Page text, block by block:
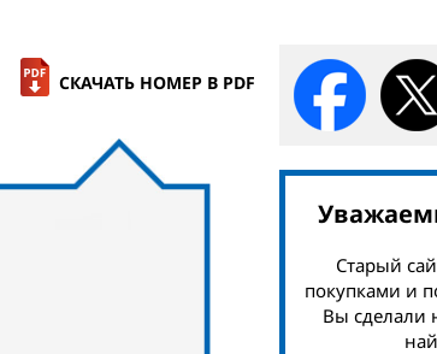
СКАЧАТЬ НОМЕР В PDF
Старый
покупками и
Вы сделали